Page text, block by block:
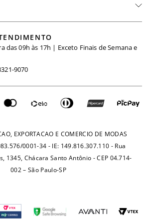
das 09h às 17h | Exceto Finais de Semana e
9070
EXPORTACAO E COMERCIO DE MODAS
0001-34 - IE: 149.816.307.110 - Rua
1345, Chácara Santo Antônio - CEP 04.714-
002 – São Paulo-SP